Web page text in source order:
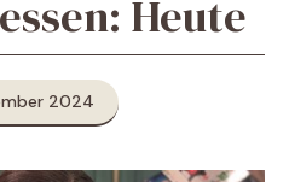
Heute
2024